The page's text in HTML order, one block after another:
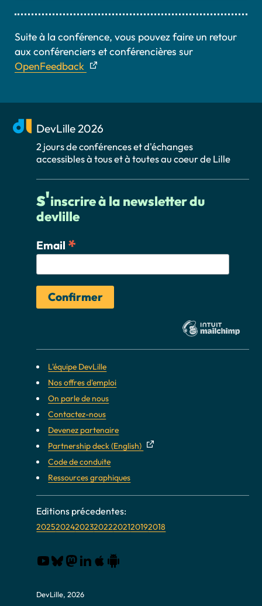
Suite à la conférence, vous pouvez faire un retour
aux conférenciers et conférencières sur
OpenFeedback
DevLille 2026
2 jours de conférences et d'échanges
accessibles à tous et à toutes au coeur de Lille
s'inscrire à la newsletter du
devlille
Email *
L'équipe DevLille
Nos offres d'emploi
On parle de nous
Contactez-nous
Devenez partenaire
Partnership deck (English)
Code de conduite
Ressources graphiques
2025202420232022202120192018
DevLille, 2026